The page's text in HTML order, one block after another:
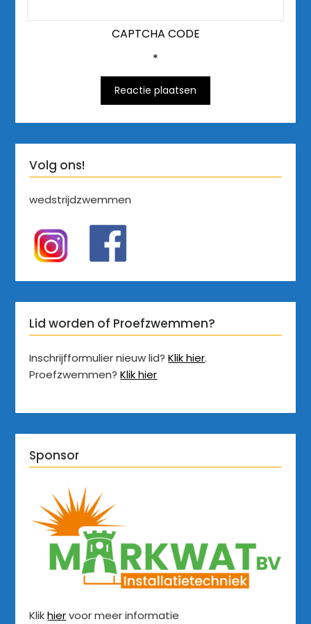
CAPTCHA CODE
*
Volg ons!
wedstrijdzwemmen
Lid worden of Proefzwemmen?
Inschrijfformulier nieuw lid?Klik hier.
Proefzwemmen?Klik hier
Sponsor
Klikhiervoor meer informatie